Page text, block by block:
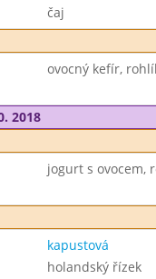
čaj
ovocný kefír,
2018
jogurt s ovocem,
kapustová
holandský řízek